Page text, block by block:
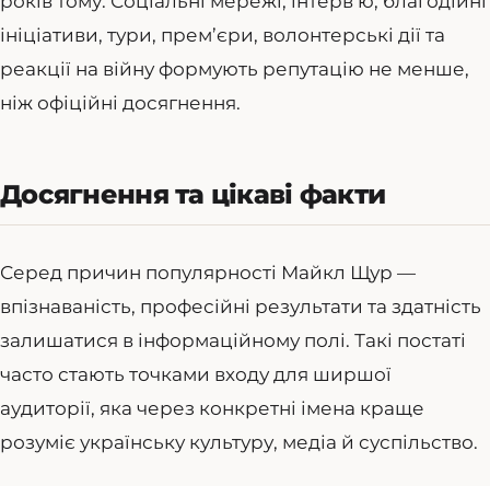
ініціативи, тури, прем’єри, волонтерські дії та
реакції на війну формують репутацію не менше,
ніж офіційні досягнення.
Досягнення та цікаві факти
Серед причин популярності Майкл Щур —
впізнаваність, професійні результати та здатність
залишатися в інформаційному полі. Такі постаті
часто стають точками входу для ширшої
аудиторії, яка через конкретні імена краще
розуміє українську культуру, медіа й суспільство.